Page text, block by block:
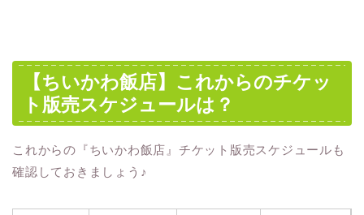
【ちいかわ飯店】これからのチケッ
ト版売スケジュールは？
これからの『ちいかわ飯店』チケット版売スケジュールも
確認しておきましょう♪